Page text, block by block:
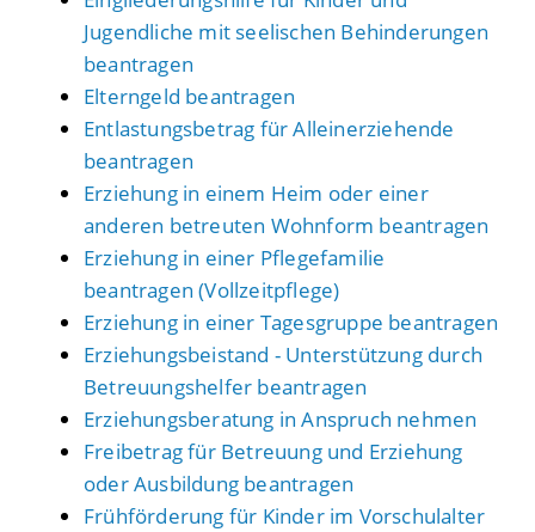
Jugendliche mit seelischen Behinderungen
beantragen
Elterngeld beantragen
Entlastungsbetrag für Alleinerziehende
beantragen
Erziehung in einem Heim oder einer
anderen betreuten Wohnform beantragen
Erziehung in einer Pflegefamilie
beantragen (Vollzeitpflege)
Erziehung in einer Tagesgruppe beantragen
Erziehungsbeistand - Unterstützung durch
Betreuungshelfer beantragen
Erziehungsberatung in Anspruch nehmen
Freibetrag für Betreuung und Erziehung
oder Ausbildung beantragen
Frühförderung für Kinder im Vorschulalter